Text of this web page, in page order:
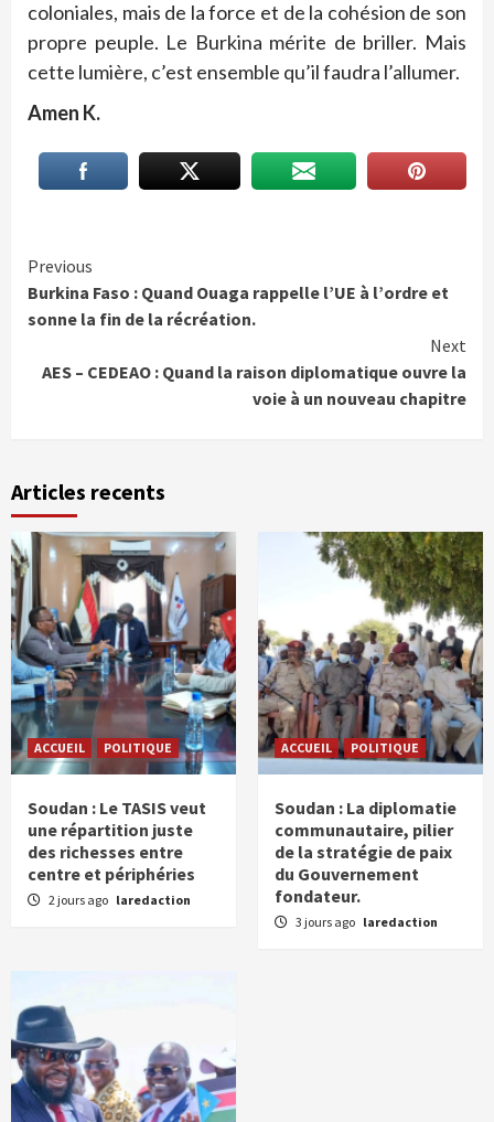
coloniales, mais de la force et de la cohésion de son
propre peuple. Le Burkina mérite de briller. Mais
cette lumière, c’est ensemble qu’il faudra l’allumer.
Amen K.
Continue
Reading
Previous
Burkina Faso : Quand Ouaga rappelle l’UE à l’ordre et
sonne la fin de la récréation.
Next
AES – CEDEAO : Quand la raison diplomatique ouvre la
voie à un nouveau chapitre
Articles recents
ACCUEIL POLITIQUE
Soudan : Le TASIS veut
une répartition juste
des richesses entre
centre et périphéries
2 jours ago laredaction
ACCUEIL POLITIQUE
Soudan : La diplomatie
communautaire, pilier
de la stratégie de paix
du Gouvernement
fondateur.
3 jours ago laredaction